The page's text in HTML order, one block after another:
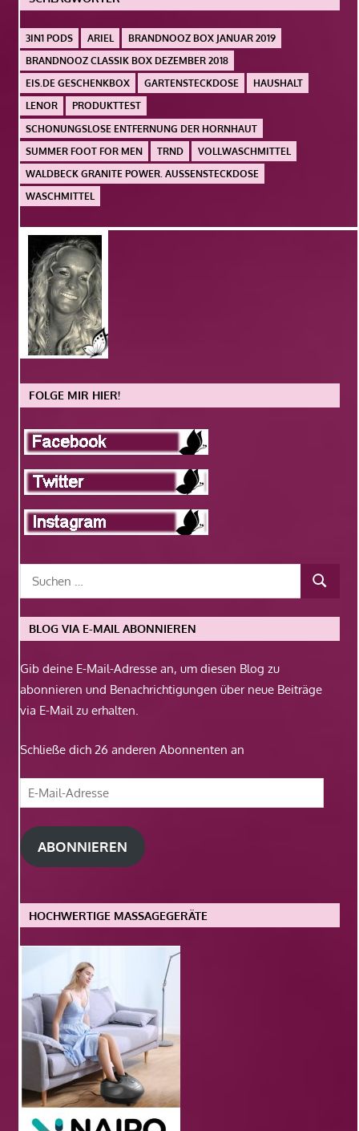
3IN1 PODS ARIEL
BRANDNOOZ BOX JANUAR 2019
BRANDNOOZ CLASSIK BOX DEZEMBER 2018
EIS.DE GESCHENKBOX
GARTENSTECKDOSE
HAUSHALT
LENOR
PRODUKTTEST
SCHONUNGSLOSE ENTFERNUNG DER HORNHAUT
SUMMER FOOT FOR MEN
TRND
VOLLWASCHMITTEL
WALDBECK GRANITE POWER. AUSSENSTECKDOSE
WASCHMITTEL
FOLGE MIR HIER!
BLOG VIA E-MAIL ABONNIEREN
Gib deine E-Mail-Adresse an, um diesen Blog zu
abonnieren und Benachrichtigungen über neue Beiträge
via E-Mail zu erhalten.
Schließe dich 26 anderen Abonnenten an
E-
Mail-
Adresse
ABONNIEREN
HOCHWERTIGE MASSAGEGERÄTE